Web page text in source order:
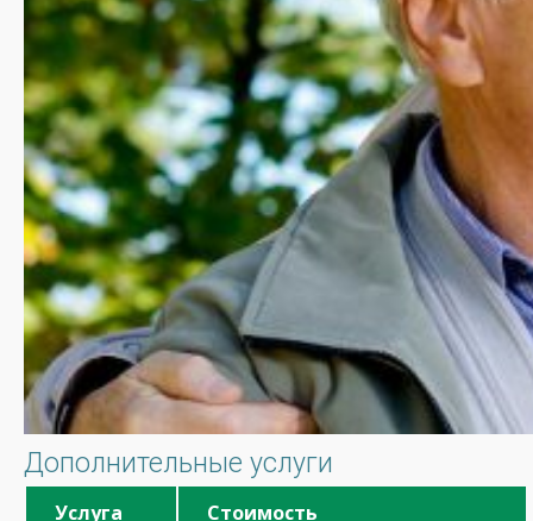
Дополнительные услуги
Услуга Стоимость